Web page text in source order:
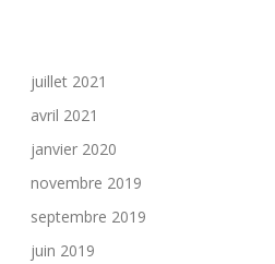
juillet 2021
avril 2021
janvier 2020
novembre 2019
septembre 2019
juin 2019